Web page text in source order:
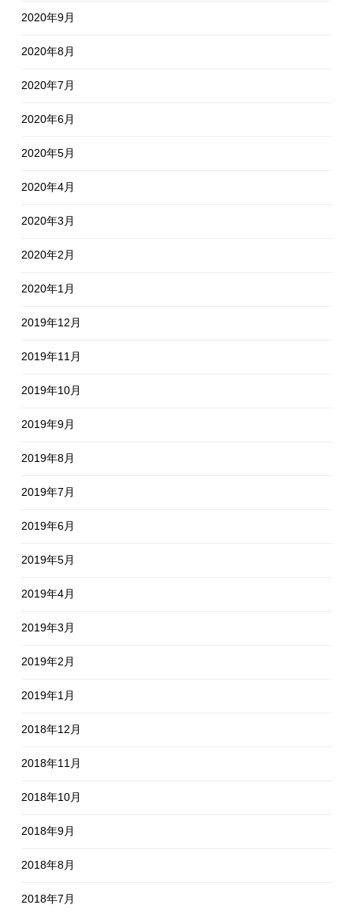
2020年9月
2020年8月
2020年7月
2020年6月
2020年5月
2020年4月
2020年3月
2020年2月
2020年1月
2019年12月
2019年11月
2019年10月
2019年9月
2019年8月
2019年7月
2019年6月
2019年5月
2019年4月
2019年3月
2019年2月
2019年1月
2018年12月
2018年11月
2018年10月
2018年9月
2018年8月
2018年7月